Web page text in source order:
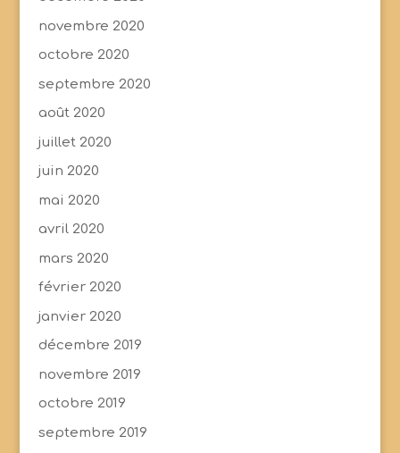
novembre 2020
octobre 2020
septembre 2020
août 2020
juillet 2020
juin 2020
mai 2020
avril 2020
mars 2020
février 2020
janvier 2020
décembre 2019
novembre 2019
octobre 2019
septembre 2019